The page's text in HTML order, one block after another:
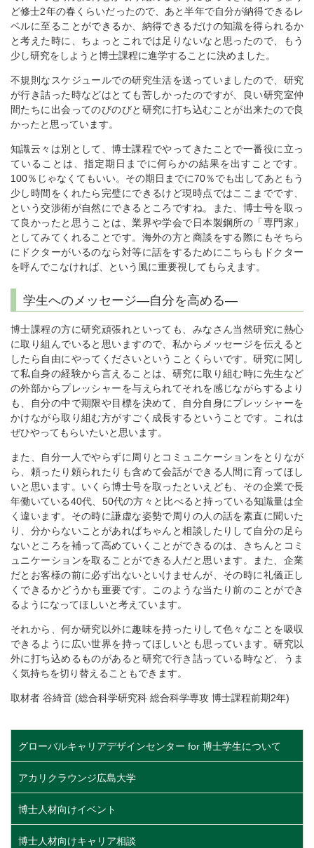
ど修士2年の春くらいだったので、あと半年で自分が納得できるレ
ベルに至ることができるか、納得できるだけの知識を得られるか
と考えた時に、ちょっとこれでは足りないなと思ったので、もう
少し研究をしようと博士課程に進学することに決めました。
不規則なスケジュールでの研究生活を送っていましたので、研究
が行き詰った時などはとても苦しかったのですが、良い研究室仲
間たちに出会ってのびのびと研究に打ち込むことが出来たので良
かったと思っています。
知識云々は別として、博士課程でやってきたことで一番役に立っ
ていることは、指定期日までに何らかの結果を出すことです。
100％じゃなくてもいい。その期日までに70％でも出してあともう
少し時間をくれたら完璧にできるけど現時点ではここまでです、
という交渉術が自然にできるところですね。また、博士号を取っ
て良かったと思うことは、業界や学会で日本製鋼所の「専門家」
としてみてくれることです。海外の方と商談をする際にもそちら
にドクターがいるのなら対等に話をするためにこちらもドクター
を呼んでこなければ、という風に重要視してもらえます。
学生へのメッセージ―自分を高める―
博士課程の方に研究頑張れといっても、みなさん当然研究に熱心
に取り組んでいると思いますので、私からメッセージを伝えると
したら自由にやってくださいということくらいです。研究に関し
て私自身の経験から言えることは、研究に取り組む時に先生など
の外部からプレッシャーを与えられてそれを感じながらするより
も、自分の中で期限や目標を決めて、自分自身にプレッシャーを
かけながら取り組む方がすごく成長するということです。これは
ぜひやってもらいたいと思います。
また、自分一人でやらずに周りとコミュニケーションをとりなが
ら、頼ったり頼られたりも含めて会話ができる人間に育ってほし
いと思います。いくら博士号を取ったといえども、その企業で長
年働いている40代、50代の方々と比べると持っている知識量は全
く違います。その時に謙虚な姿勢で周りの人の話を素直に聞いた
り、分からないことがあればちゃんと相談したりして自分の足ら
ないところを補って高めていくことができるのは、きちんとコミ
ュニケーションを取ることができる人だと思います。また、企業
だとお客様の前に必ず出ないといけませんが、その時に礼儀正し
くできるかどうかも重要です。このような当たり前のことができ
るようになってほしいと考えています。
それから、何か研究以外に趣味を持ったりして色々なことを吸収
できるように広い世界を持ってほしいとも思っています。研究以
外に打ち込めるものがあると研究で行き詰っている時など、うま
く気持ちを切り替えることもできます。
取材者 谷綺音 (総合科学研究科 総合科学専攻 博士課程前期2年)
グローバルキャリアデザインセンター for 博士学生について
アカリクラウンジ広島大学
博士人材向けイベント
博士人材向けキャリア相談